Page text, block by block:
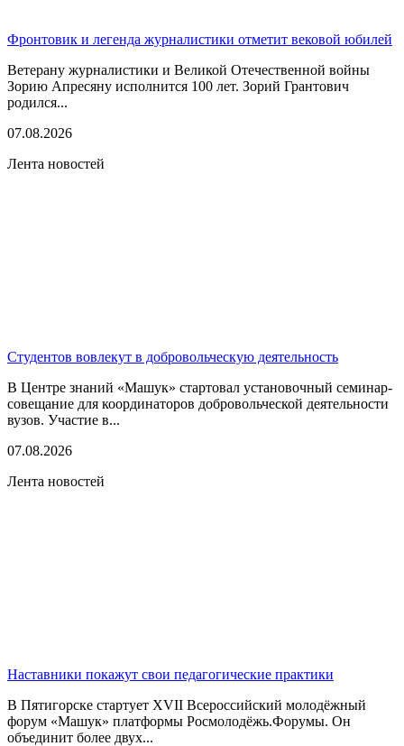
Фронтовик и легенда журналистики отметит вековой юбилей
Ветерану журналистики и Великой Отечественной войны
Зорию Апресяну исполнится 100 лет. Зорий Грантович
родился...
07.08.2026
Лента новостей
Студентов вовлекут в добровольческую деятельность
В Центре знаний «Машук» стартовал установочный семинар-
совещание для координаторов добровольческой деятельности
вузов. Участие в...
07.08.2026
Лента новостей
Наставники покажут свои педагогические практики
В Пятигорске стартует XVII Всероссийский молодёжный
форум «Машук» платформы Росмолодёжь.Форумы. Он
объединит более двух...